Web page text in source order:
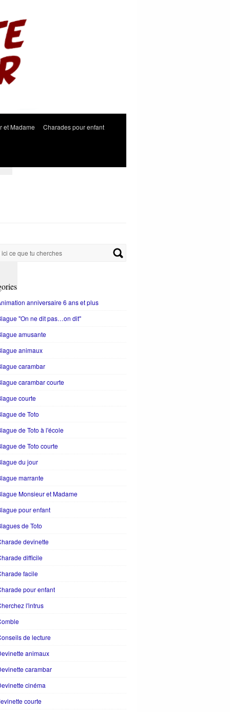
et Madame Charades pour enfant
anniversaire 6 ans et plus
"On ne dit pas…on dit"
amusante
animaux
carambar
carambar courte
courte
de Toto
de Toto à l'école
de Toto courte
du jour
marrante
Monsieur et Madame
pour enfant
de Toto
devinette
difficile
facile
pour enfant
l'intrus
de lecture
animaux
carambar
cinéma
courte